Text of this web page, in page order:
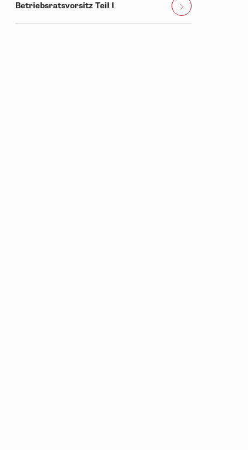
Betriebsratsvorsitz Teil I